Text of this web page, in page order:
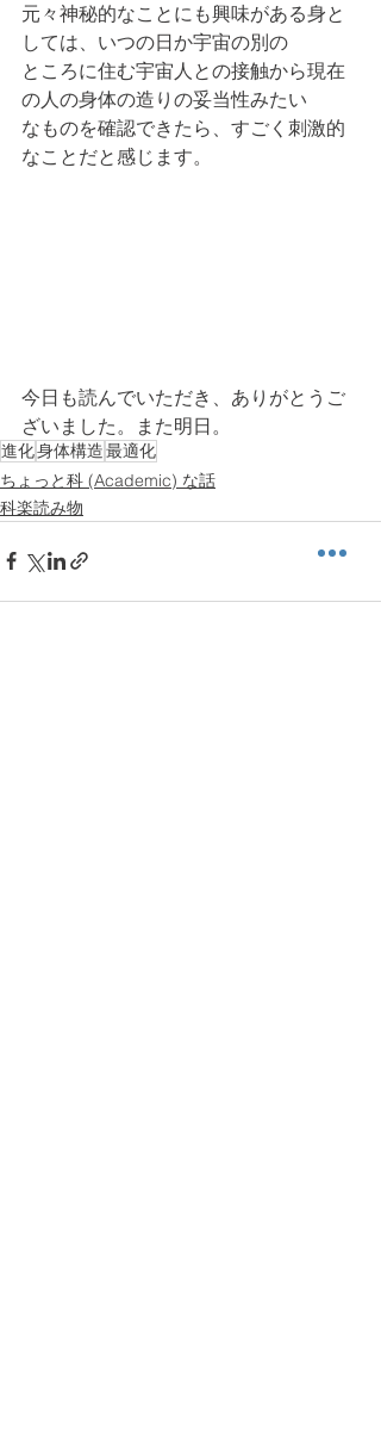
元々神秘的なことにも興味がある身と
しては、いつの日か宇宙の別の
ところに住む宇宙人との接触から現在
の人の身体の造りの妥当性みたい
なものを確認できたら、すごく刺激的
なことだと感じます。
今日も読んでいただき、ありがとうご
ざいました。また明日。
進化身体構造最適化
ちょっと科 (Academic) な話
科楽読み物